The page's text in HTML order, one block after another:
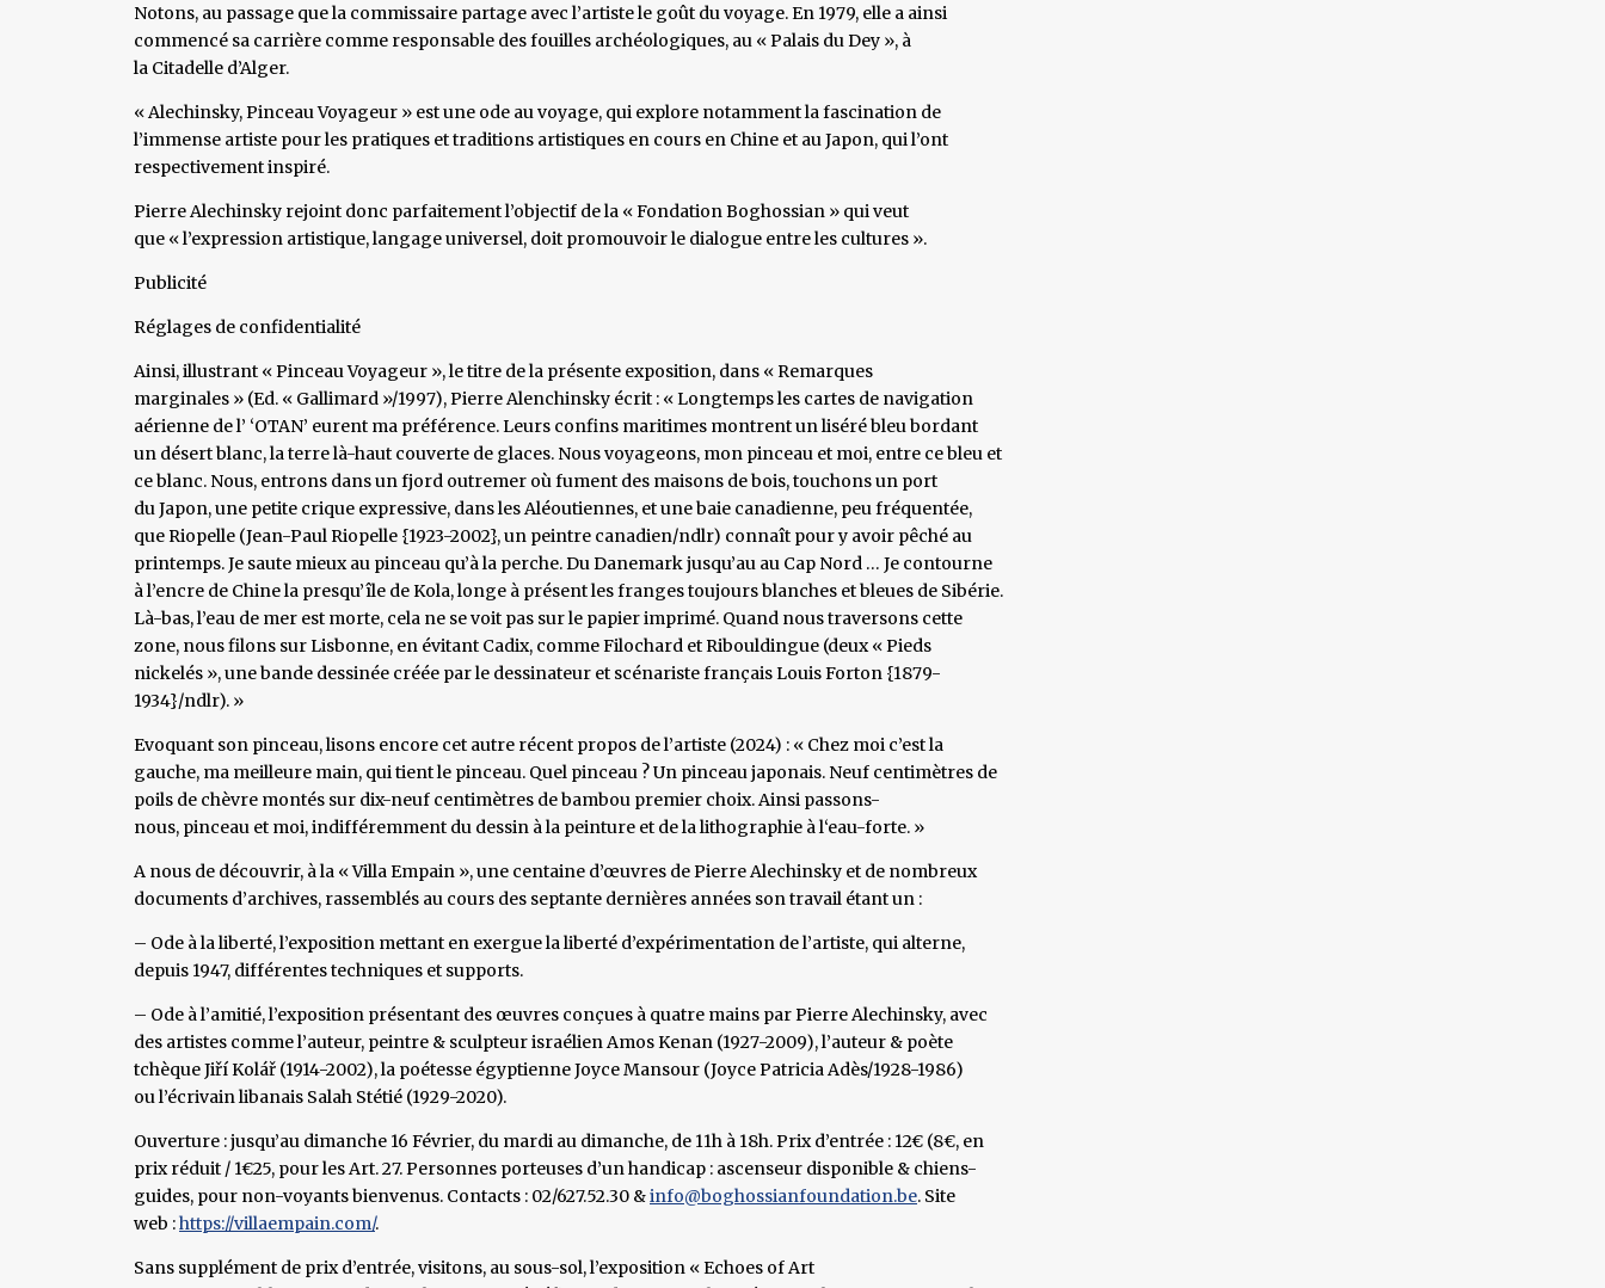
Notons, au passage que la commissaire partage avec l’artiste le goût du voyage. En 1979, elle a ainsi
commencé sa carrière comme responsable des fouilles archéologiques, au « Palais du Dey », à
la Citadelle d’Alger.
« Alechinsky, Pinceau Voyageur » est une ode au voyage, qui explore notamment la fascination de
l’immense artiste pour les pratiques et traditions artistiques en cours en Chine et au Japon, qui l’ont
respectivement inspiré.
Pierre Alechinsky rejoint donc parfaitement l’objectif de la « Fondation Boghossian » qui veut
que « l’expression artistique, langage universel, doit promouvoir le dialogue entre les cultures ».
Publicité
Réglages de confidentialité
Ainsi, illustrant « Pinceau Voyageur », le titre de la présente exposition, dans « Remarques
marginales » (Ed. « Gallimard »/1997), Pierre Alenchinsky écrit : « Longtemps les cartes de navigation
aérienne de l’ ‘OTAN’ eurent ma préférence. Leurs confins maritimes montrent un liséré bleu bordant
un désert blanc, la terre là-haut couverte de glaces. Nous voyageons, mon pinceau et moi, entre ce bleu et
ce blanc. Nous, entrons dans un fjord outremer où fument des maisons de bois, touchons un port
du Japon, une petite crique expressive, dans les Aléoutiennes, et une baie canadienne, peu fréquentée,
que Riopelle (Jean-Paul Riopelle {1923-2002}, un peintre canadien/ndlr) connaît pour y avoir pêché au
printemps. Je saute mieux au pinceau qu’à la perche. Du Danemark jusqu’au au Cap Nord … Je contourne
à l’encre de Chine la presqu’île de Kola, longe à présent les franges toujours blanches et bleues de Sibérie.
Là-bas, l’eau de mer est morte, cela ne se voit pas sur le papier imprimé. Quand nous traversons cette
zone, nous filons sur Lisbonne, en évitant Cadix, comme Filochard et Ribouldingue (deux « Pieds
nickelés », une bande dessinée créée par le dessinateur et scénariste français Louis Forton {1879-
1934}/ndlr). »
Evoquant son pinceau, lisons encore cet autre récent propos de l’artiste (2024) : « Chez moi c’est la
gauche, ma meilleure main, qui tient le pinceau. Quel pinceau ? Un pinceau japonais. Neuf centimètres de
poils de chèvre montés sur dix-neuf centimètres de bambou premier choix. Ainsi passons-
nous, pinceau et moi, indifféremment du dessin à la peinture et de la lithographie à l‘eau-forte. »
A nous de découvrir, à la « Villa Empain », une centaine d’œuvres de Pierre Alechinsky et de nombreux
documents d’archives, rassemblés au cours des septante dernières années son travail étant un :
– Ode à la liberté, l’exposition mettant en exergue la liberté d’expérimentation de l’artiste, qui alterne,
depuis 1947, différentes techniques et supports.
– Ode à l’amitié, l’exposition présentant des œuvres conçues à quatre mains par Pierre Alechinsky, avec
des artistes comme l’auteur, peintre & sculpteur israélien Amos Kenan (1927-2009), l’auteur & poète
tchèque Jiří Kolář (1914-2002), la poétesse égyptienne Joyce Mansour (Joyce Patricia Adès/1928-1986)
ou l’écrivain libanais Salah Stétié (1929-2020).
Ouverture : jusqu’au dimanche 16 Février, du mardi au dimanche, de 11h à 18h. Prix d’entrée : 12€ (8€, en
prix réduit / 1€25, pour les Art. 27. Personnes porteuses d’un handicap : ascenseur disponible & chiens-
guides, pour non-voyants bienvenus. Contacts : 02/627.52.30 &info@boghossianfoundation.be. Site
web :https://villaempain.com/.
Sans supplément de prix d’entrée, visitons, au sous-sol, l’exposition « Echoes of Art